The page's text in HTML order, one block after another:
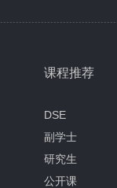
课程推荐
DSE
副学士
研究生
公开课